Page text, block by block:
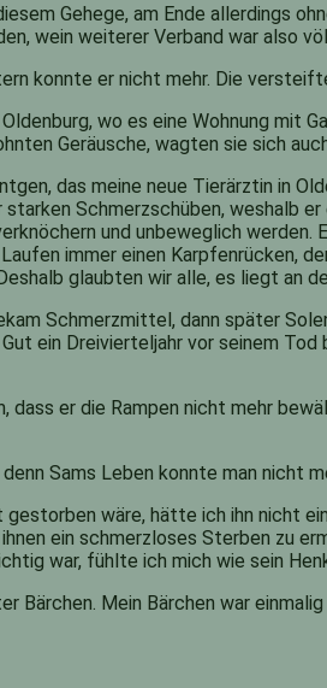
Gehege, am Ende allerdings
wein weiterer Verband war also
konnte er nicht mehr. Die
wo es eine Wohnung mit
Geräusche, wagten sie sich
das meine neue Tierärztin in
Schmerzschüben, weshalb
und unbeweglich
immer einen Karpfenrücken,
glaubten wir alle, es liegt an
Schmerzmittel, dann später
ein Dreivierteljahr vor seinem Tod
dass er die Rampen nicht mehr
Sams Leben konnte man nicht
gestorben wäre, hätte ich ihn nicht
ein schmerzloses Sterben zu
war, fühlte ich mich wie sein
Bärchen. Mein Bärchen war